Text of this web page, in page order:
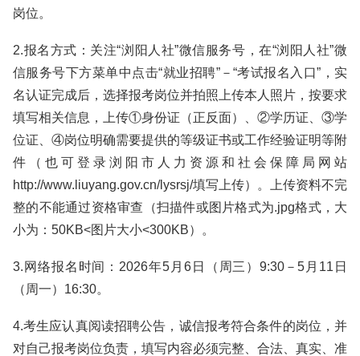
岗位。
2.报名方式：关注“浏阳人社”微信服务号，在“浏阳人社”微
信服务号下方菜单中点击“就业招聘”－“考试报名入口”，实
名认证完成后，选择报考岗位并拍照上传本人照片，按要求
填写相关信息，上传①身份证（正反面）、②学历证、③学
位证、④岗位明确需要提供的等级证书或工作经验证明等附
件（也可登录浏阳市人力资源和社会保障局网站
http://www.liuyang.gov.cn/lysrsj/填写上传）。上传资料不完
整的不能通过资格审查（扫描件或图片格式为.jpg格式，大
小为：50KB<图片大小<300KB）。
3.网络报名时间：2026年5月6日（周三）9:30－5月11日
（周一）16:30。
4.考生应认真阅读招聘公告，诚信报考符合条件的岗位，并
对自己报考岗位负责，填写内容必须完整、合法、真实、准